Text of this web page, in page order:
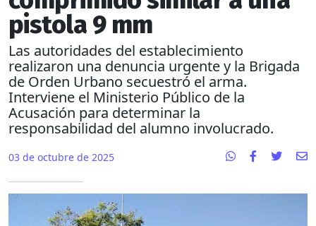
pistola 9 mm
Las autoridades del establecimiento
realizaron una denuncia urgente y la Brigada
de Orden Urbano secuestró el arma.
Interviene el Ministerio Público de la
Acusación para determinar la
responsabilidad del alumno involucrado.
03 de octubre de 2025